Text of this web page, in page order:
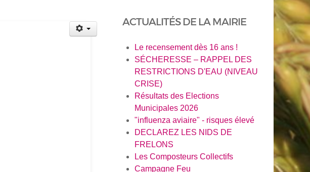
ACTUALITÉS DE LA MAIRIE
Le recensement dès 16 ans !
SÉCHERESSE – RAPPEL DES
RESTRICTIONS D'EAU (NIVEAU
CRISE)
Résultats des Elections
Municipales 2026
"influenza aviaire" - risques élevé
DECLAREZ LES NIDS DE
FRELONS
Les Composteurs Collectifs
Campagne Feu